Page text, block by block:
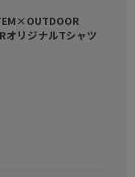
オリジナルTシャツ